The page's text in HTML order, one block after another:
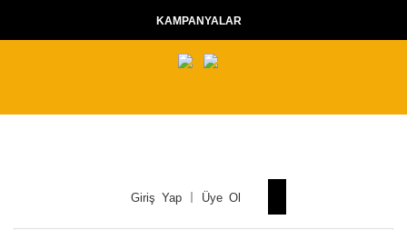
KAMPANYALAR
Giriş Yap Üye Ol